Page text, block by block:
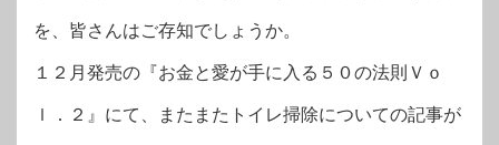
を、皆さんはご存知でしょうか。
１２月発売の『お金と愛が手に入る５０の法則Ｖｏ
ｌ．２』にて、またまたトイレ掃除についての記事が